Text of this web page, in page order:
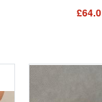
£64.0